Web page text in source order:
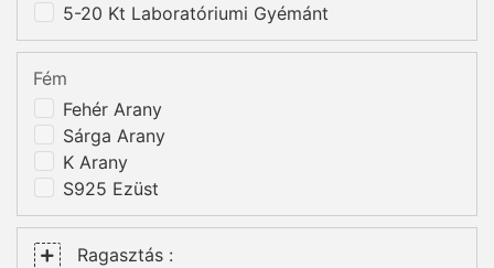
5-20 Kt Laboratóriumi Gyémánt
Fehér Arany
Sárga Arany
K Arany
S925 Ezüst
Fém
Ragasztás :